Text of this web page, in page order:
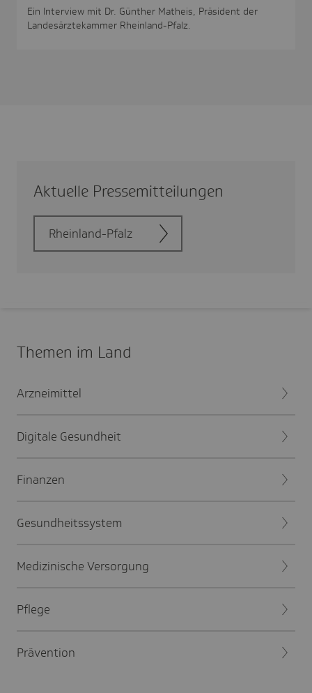
Ein Interview mit Dr. Günther Matheis, Präsident der
Landesärztekammer Rheinland-Pfalz.
Aktu­elle Pres­se­mit­tei­lungen
Rhein­land-Pfalz
Themen im Land
Arzneimittel
Digitale Gesundheit
Finanzen
Gesundheitssystem
Medizinische Versorgung
Pflege
Prävention